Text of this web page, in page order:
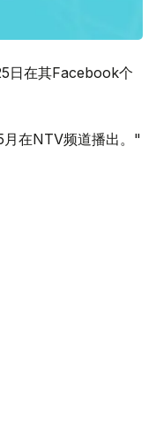
日在其Facebook个
月在NTV频道播出。"